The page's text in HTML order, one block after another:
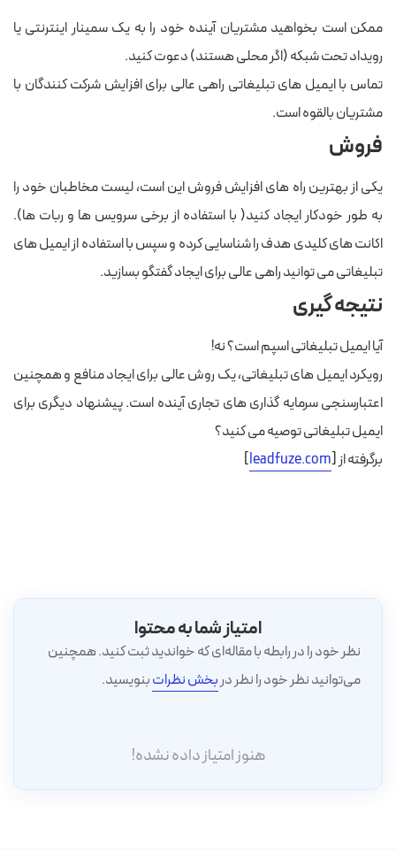
ممکن است بخواهید مشتریان آینده خود را به یک سمینار اینترنتی یا
رویداد تحت شبکه (اگر محلی هستند) دعوت کنید.
تماس با ایمیل های تبلیغاتی راهی عالی برای افزایش شرکت کنندگان با
مشتریان بالقوه است.
فروش
یکی از بهترین راه های افزایش فروش این است، لیست مخاطبان خود را
به طور خودکار ایجاد کنید( با استفاده از برخی سرویس ها و ربات ها).
اکانت های کلیدی هدف را شناسایی کرده و سپس با استفاده از ایمیل های
تبلیغاتی می توانید راهی عالی برای ایجاد گفتگو بسازید.
نتیجه گیری
آیا ایمیل تبلیغاتی اسپم است؟ نه!
رویکرد ایمیل های تبلیغاتی، یک روش عالی برای ایجاد منافع و همچنین
اعتبارسنجی سرمایه گذاری های تجاری آینده است. پیشنهاد دیگری برای
ایمیل تبلیغاتی توصیه می کنید؟
برگرفته از [leadfuze.com
]
امتیاز شما به محتوا
نظر خود را در رابطه با مقاله‌ای که خواندید ثبت کنید. همچنین
می‌توانید نظر خود را نظر دربخش نظراتبنویسید.
هنوز امتیاز داده نشده!